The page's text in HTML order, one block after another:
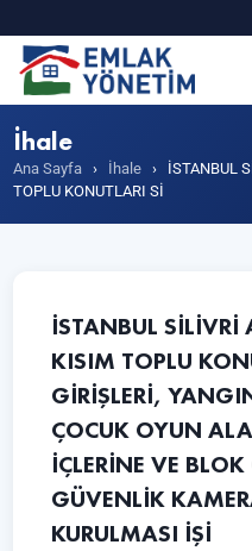
İhale
Ana Sayfa › İhale ›
İSTANBUL
TOPLU KONUTLARI Sİ
İSTANBUL SİLİVRİ
KISIM TOPLU
GİRİŞLERİ,
ÇOCUK OYUN
İÇLERİNE VE BLOK
GÜVENLİK
KURULMASI İŞİ